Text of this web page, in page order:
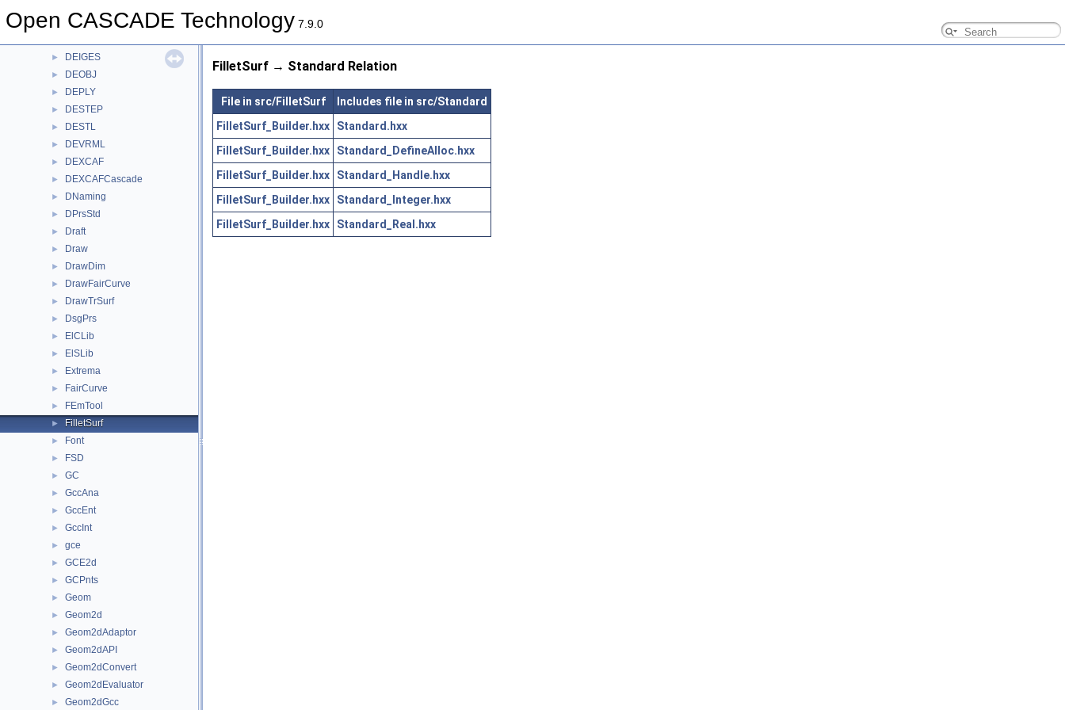
Open CASCADE Technology 7.9.0
► DEBRepCascade
► DEIGES
► DEOBJ
► DEPLY
► DESTEP
► DESTL
► DEVRML
► DEXCAF
► DEXCAFCascade
► DNaming
► DPrsStd
► Draft
► Draw
► DrawDim
► DrawFairCurve
► DrawTrSurf
► DsgPrs
► ElCLib
► ElSLib
► Extrema
► FairCurve
► FEmTool
► FilletSurf
► Font
► FSD
► GC
► GccAna
► GccEnt
► GccInt
► gce
► GCE2d
► GCPnts
► Geom
► Geom2d
► Geom2dAdaptor
► Geom2dAPI
► Geom2dConvert
► Geom2dEvaluator
► Geom2dGcc
FilletSurf → Standard Relation
File in src/FilletSurf
Includes file in src/Standard
FilletSurf_Builder.hxx
Standard.hxx
FilletSurf_Builder.hxx
Standard_DefineAlloc.hxx
FilletSurf_Builder.hxx
Standard_Handle.hxx
FilletSurf_Builder.hxx
Standard_Integer.hxx
FilletSurf_Builder.hxx
Standard_Real.hxx